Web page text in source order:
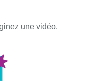
une vidéo.